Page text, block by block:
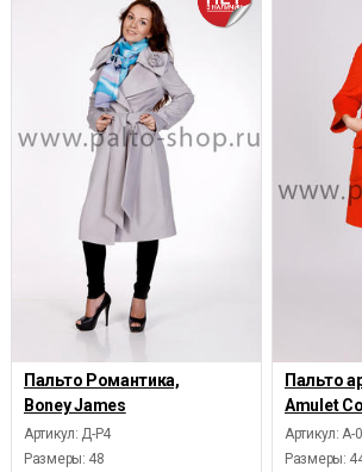
Пальто Романтика,
Boney James
Артикул: Д-Р4
Размеры: 48
Пальто
Amulet
Артикул: А-
Размеры: